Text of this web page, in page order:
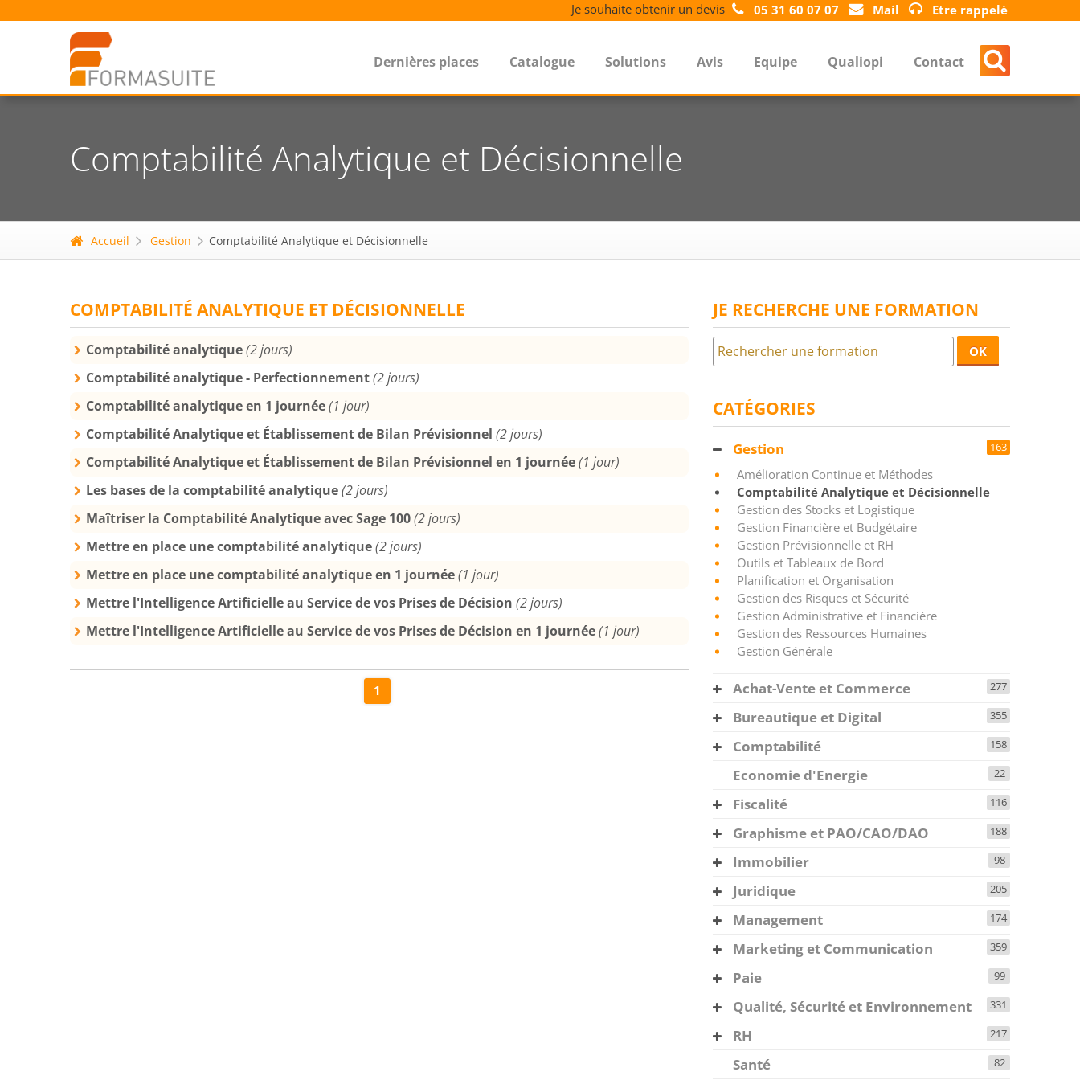
Je souhaite obtenir un devis 05 31 60 07 07 Mail Etre rappelé
Dernières places Catalogue Solutions Avis Equipe Qualiopi Contact
Comptabilité Analytique et Décisionnelle
Accueil Gestion Comptabilité Analytique et Décisionnelle
COMPTABILITÉ ANALYTIQUE ET DÉCISIONNELLE
Comptabilité analytique(2 jours)
Comptabilité analytique - Perfectionnement(2 jours)
Comptabilité analytique en 1 journée(1 jour)
Comptabilité Analytique et Établissement de Bilan Prévisionnel (2 jours)
Comptabilité Analytique et Établissement de Bilan Prévisionnel en 1 journée(1 jour)
Les bases de la comptabilité analytique(2 jours)
Maîtriser la Comptabilité Analytique avec Sage 100(2 jours)
Mettre en place une comptabilité analytique(2 jours)
Mettre en place une comptabilité analytique en 1 journée(1 jour)
Mettre l'Intelligence Artificielle au Service de vos Prises de Décision (2 jours)
Mettre l'Intelligence Artificielle au Service de vos Prises de Décision en 1 journée(1 jour)
1
JE RECHERCHE UNE FORMATION
OK
CATÉGORIES
Gestion 163
Amélioration Continue et Méthodes
Comptabilité Analytique et Décisionnelle
Gestion des Stocks et Logistique
Gestion Financière et Budgétaire
Gestion Prévisionnelle et RH
Outils et Tableaux de Bord
Planification et Organisation
Gestion des Risques et Sécurité
Gestion Administrative et Financière
Gestion des Ressources Humaines
Gestion Générale
Achat-Vente et Commerce 277
Bureautique et Digital 355
Comptabilité 158
Economie d'Energie 22
Fiscalité 116
Graphisme et PAO/CAO/DAO 188
Immobilier 98
Juridique 205
Management 174
Marketing et Communication 359
Paie 99
Qualité, Sécurité et Environnement 331
RH 217
Santé 82